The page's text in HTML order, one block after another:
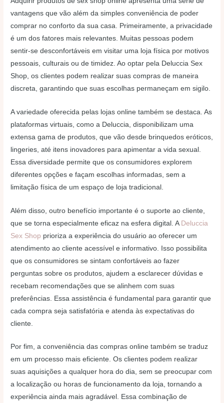
vantagens que vão além da simples conveniência de poder
comprar no conforto da sua casa. Primeiramente, a privacidade
é um dos fatores mais relevantes. Muitas pessoas podem
sentir-se desconfortáveis em visitar uma loja física por motivos
pessoais, culturais ou de timidez. Ao optar pela Deluccia Sex
Shop, os clientes podem realizar suas compras de maneira
discreta, garantindo que suas escolhas permaneçam em sigilo.
A variedade oferecida pelas lojas online também se destaca. As
plataformas virtuais, como a Deluccia, disponibilizam uma
extensa gama de produtos, que vão desde brinquedos eróticos,
lingeries, até itens inovadores para apimentar a vida sexual.
Essa diversidade permite que os consumidores explorem
diferentes opções e façam escolhas informadas, sem a
limitação física de um espaço de loja tradicional.
Além disso, outro benefício importante é o suporte ao cliente,
que se torna especialmente eficaz na esfera digital. A Deluccia
Sex Shop prioriza a experiência do usuário ao oferecer um
atendimento ao cliente acessível e informativo. Isso possibilita
que os consumidores se sintam confortáveis ao fazer
perguntas sobre os produtos, ajudem a esclarecer dúvidas e
recebam recomendações que se alinhem com suas
preferências. Essa assistência é fundamental para garantir que
cada compra seja satisfatória e atenda às expectativas do
cliente.
Por fim, a conveniência das compras online também se traduz
em um processo mais eficiente. Os clientes podem realizar
suas aquisições a qualquer hora do dia, sem se preocupar com
a localização ou horas de funcionamento da loja, tornando a
experiência ainda mais agradável. Essa combinação de